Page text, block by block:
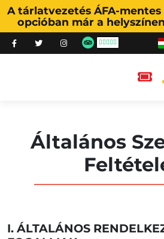
A tárlatvezetés ÁFA-
opcióban már a
Általános
I. ÁLTALÁNOS